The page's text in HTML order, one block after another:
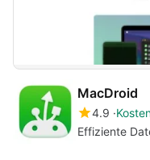
MacDroid
4.9
Effiziente